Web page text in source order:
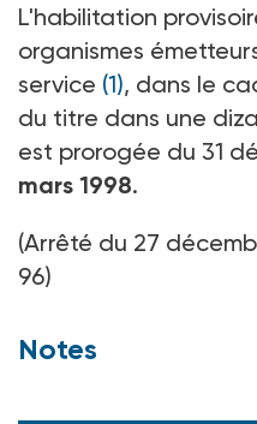
L'habilitation
organismes
service (1), dans le
du titre dans une
est prorogée du 31
mars 1998.
(Arrêté du 27
96)
Notes